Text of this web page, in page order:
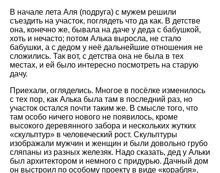
В начале лета Аля (подруга) с мужем решили
съездить на участок, поглядеть что да как. В детстве
она, конечно же, бывала на даче у деда с бабушкой,
хоть и нечасто; потом Алька выросла, не стало
бабушки, а с дедом у неё дальнейшие отношения не
сложились. Так вот, с детства она не была в тех
местах, и ей было интересно посмотреть на старую
дачу.
Приехали, огляделись. Многое в посёлке изменилось
с тех пор, как Алька была там в последний раз, но
участок остался почти таким же. В смысле того, что
там особо ничего нового не появилось, кроме
высокого деревянного забора и нескольких жутких
«скульптур» в человеческий рост. Скульптуры
изображали мужчин и женщин и были довольно грубо
сляпаны из разных железяк. Надо сказать, дед у Альки
был архитектором и немного с придурью. Дачный дом
он выстроил по особому проекту в виде «корабля»,